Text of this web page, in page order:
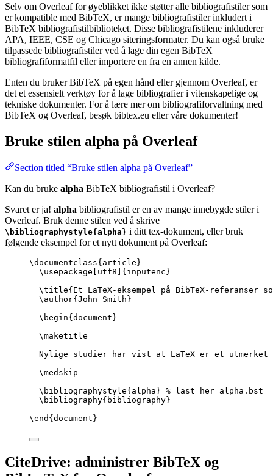
Selv om Overleaf for øyeblikket ikke støtter alle bibliografistiler som
er kompatible med BibTeX, er mange bibliografistiler inkludert i
BibTeX bibliografistilbiblioteket. Disse bibliografistilene inkluderer
APA, IEEE, CSE og Chicago siteringsformater. Du kan også bruke
tilpassede bibliografistiler ved å lage din egen BibTeX
bibliografiformatfil eller importere en fra en annen kilde.
Enten du bruker BibTeX på egen hånd eller gjennom Overleaf, er
det et essensielt verktøy for å lage bibliografier i vitenskapelige og
tekniske dokumenter. For å lære mer om bibliografiforvaltning med
BibTeX og Overleaf, besøk bibtex.eu eller våre dokumenter!
Bruke stilen alpha på Overleaf
Section titled “Bruke stilen alpha på Overleaf”
Kan du bruke alpha BibTeX bibliografistil i Overleaf?
Svaret er ja! alpha bibliografistil er en av mange innebygde stiler i
Overleaf. Bruk denne stilen ved å skrive
\bibliographystyle{alpha} i ditt tex-dokument, eller bruk
følgende eksempel for et nytt dokument på Overleaf:
\documentclass{ article }
\usepackage
utf8 ]{ inputenc }
\title{Et LaTeX-eksempel på BibTeX-
\author{John Smith}
\begin{ document }
\maketitle
Nylige studier har vist at LaTeX er et utmerket
\medskip
\bibliographystyle{alpha} % last her alpha.bst
\bibliography{bibliography}
\end { document }
CiteDrive: administrer BibTeX og